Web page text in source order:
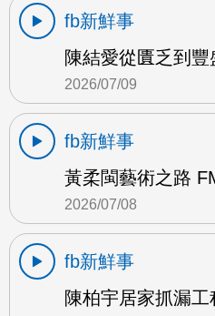
fb新鮮事
陳結愛從匱乏到豐
2026/07/09
fb新鮮事
黃柔閩藝術之路
2026/07/08
fb新鮮事
陳柏宇居家抓漏